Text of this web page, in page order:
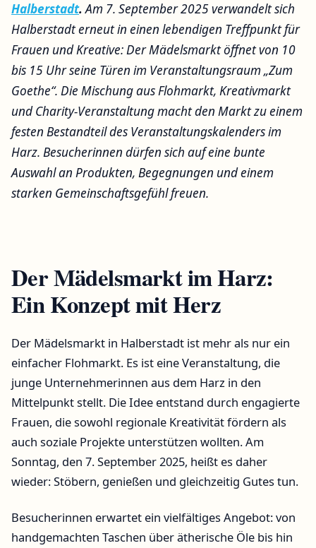
Halberstadt.Am 7. September 2025 verwandelt sich
Halberstadt erneut in einen lebendigen Treffpunkt für
Frauen und Kreative: Der Mädelsmarkt öffnet von 10
bis 15 Uhr seine Türen im Veranstaltungsraum „Zum
Goethe“. Die Mischung aus Flohmarkt, Kreativmarkt
und Charity-Veranstaltung macht den Markt zu einem
festen Bestandteil des Veranstaltungskalenders im
Harz. Besucherinnen dürfen sich auf eine bunte
Auswahl an Produkten, Begegnungen und einem
starken Gemeinschaftsgefühl freuen.
Der Mädelsmarkt im Harz:
Ein Konzept mit Herz
Der Mädelsmarkt in Halberstadt ist mehr als nur ein
einfacher Flohmarkt. Es ist eine Veranstaltung, die
junge Unternehmerinnen aus dem Harz in den
Mittelpunkt stellt. Die Idee entstand durch engagierte
Frauen, die sowohl regionale Kreativität fördern als
auch soziale Projekte unterstützen wollten. Am
Sonntag, den 7. September 2025, heißt es daher
wieder: Stöbern, genießen und gleichzeitig Gutes tun.
Besucherinnen erwartet ein vielfältiges Angebot: von
handgemachten Taschen über ätherische Öle bis hin